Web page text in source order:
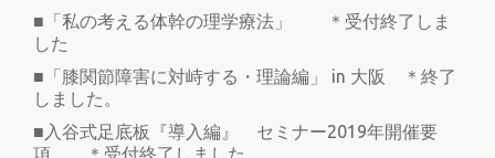
■「私の考える体幹の理学療法」 ＊受付終了しま
した
■「膝関節障害に対峙する・理論編」 in 大阪 ＊終了
しました。
■入谷式足底板『導入編』 セミナー2019年開催要
項 ＊受付終了しました